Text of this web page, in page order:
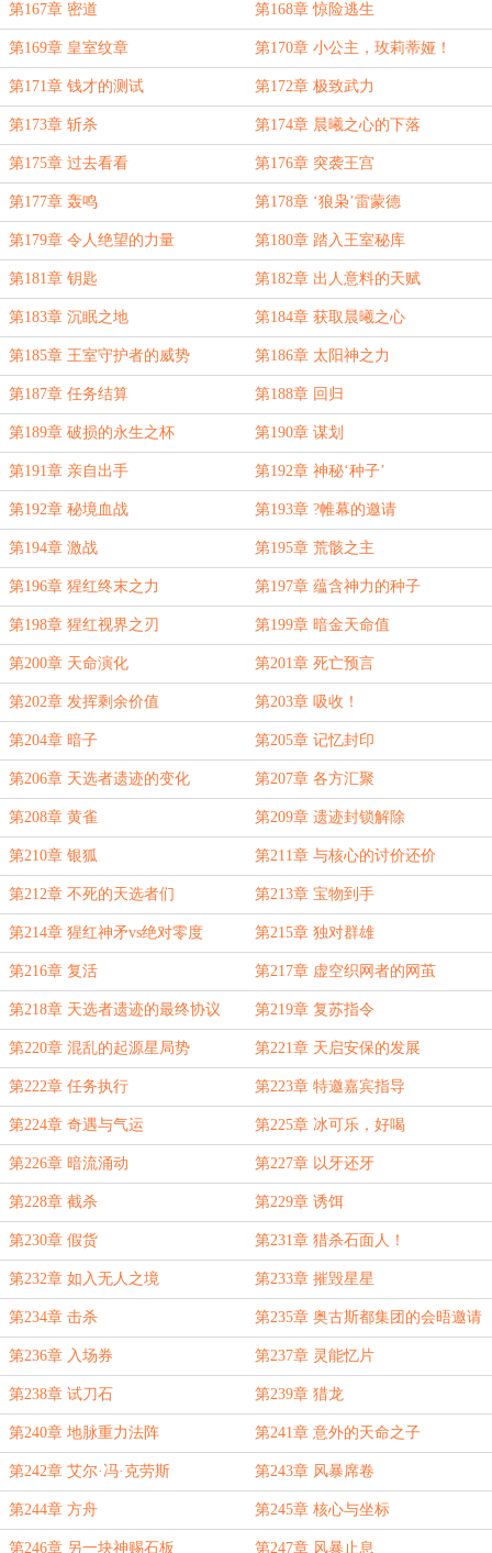
第167章 密道 第168章 惊险逃生
第169章 皇室纹章 第170章 小公主，玫莉蒂娅！
第171章 钱才的测试 第172章 极致武力
第173章 斩杀 第174章 晨曦之心的下落
第175章 过去看看 第176章 突袭王宫
第177章 轰鸣 第178章 ‘狼枭’雷蒙德
第179章 令人绝望的力量 第180章 踏入王室秘库
第181章 钥匙 第182章 出人意料的天赋
第183章 沉眠之地 第184章 获取晨曦之心
第185章 王室守护者的威势 第186章 太阳神之力
第187章 任务结算 第188章 回归
第189章 破损的永生之杯 第190章 谋划
第191章 亲自出手 第192章 神秘‘种子’
第192章 秘境血战 第193章 ?帷幕的邀请
第194章 激战 第195章 荒骸之主
第196章 猩红终末之力 第197章 蕴含神力的种子
第198章 猩红视界之刃 第199章 暗金天命值
第200章 天命演化 第201章 死亡预言
第202章 发挥剩余价值 第203章 吸收！
第204章 暗子 第205章 记忆封印
第206章 天选者遗迹的变化 第207章 各方汇聚
第208章 黄雀 第209章 遗迹封锁解除
第210章 银狐 第211章 与核心的讨价还价
第212章 不死的天选者们 第213章 宝物到手
第214章 猩红神矛vs绝对零度 第215章 独对群雄
第216章 复活 第217章 虚空织网者的网茧
第218章 天选者遗迹的最终协议 第219章 复苏指令
第220章 混乱的起源星局势 第221章 天启安保的发展
第222章 任务执行 第223章 特邀嘉宾指导
第224章 奇遇与气运 第225章 冰可乐，好喝
第226章 暗流涌动 第227章 以牙还牙
第228章 截杀 第229章 诱饵
第230章 假货 第231章 猎杀石面人！
第232章 如入无人之境 第233章 摧毁星星
第234章 击杀 第235章 奥古斯都集团的会晤邀请
第236章 入场券 第237章 灵能忆片
第238章 试刀石 第239章 猎龙
第240章 地脉重力法阵 第241章 意外的天命之子
第242章 艾尔·冯·克劳斯 第243章 风暴席卷
第244章 方舟 第245章 核心与坐标
第246章 另一块神赐石板 第247章 风暴止息